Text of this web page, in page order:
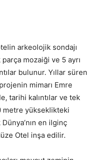
arkeolojik sondajı
parça mozaiği ve 5 ayrı
bulunur. Yıllar süren
mimarı Emre
tarihi kalıntılar ve tek
metre yükseklikteki
en ilginç
Otel inşa edilir.